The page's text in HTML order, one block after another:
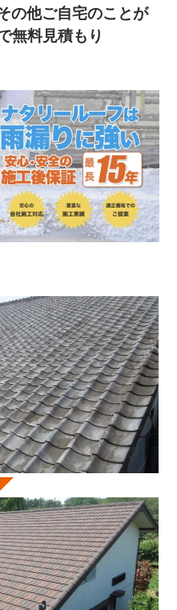
の他ご自宅のことが
無料見積もり